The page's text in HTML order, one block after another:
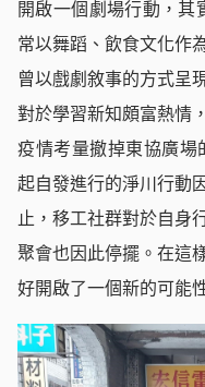
開啟一個劇場行動，其
常以舞蹈、飲食文化作
曾以戲劇敘事的方式呈
對於學習新知頗富熱情
疫情考量撤掉東協廣場
起自發進行的淨川行動
止，移工社群對於自身
聚會也因此停擺。在這
好開啟了一個新的可能